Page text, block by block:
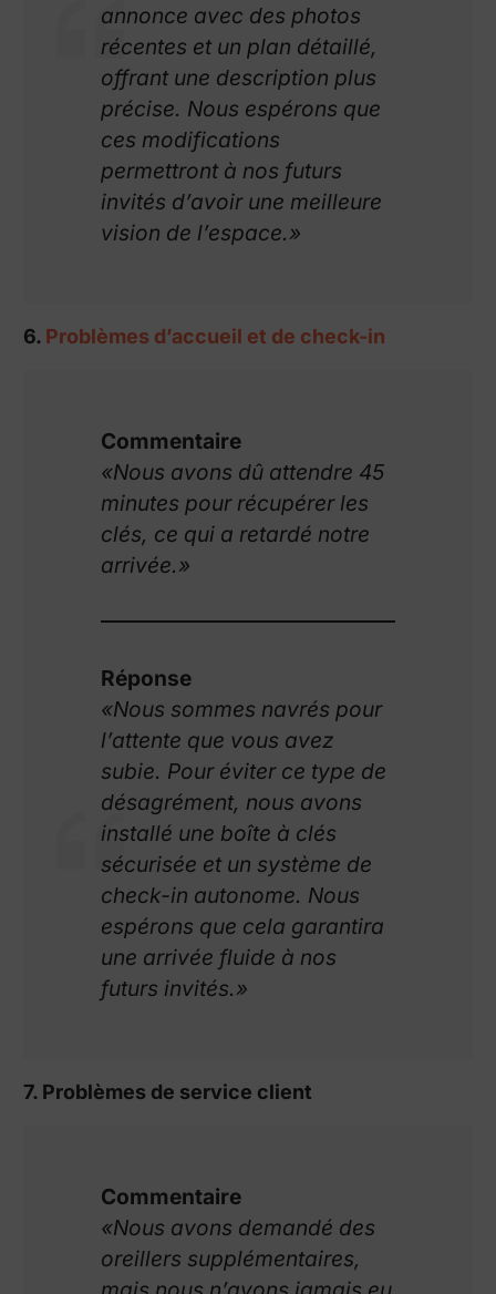
annonce avec des photos
récentes et un plan détaillé,
offrant une description plus
précise. Nous espérons que
ces modifications
permettront à nos futurs
invités d’avoir une meilleure
vision de l’espace.»
6. Problèmes d’accueil et de check-in
Commentaire
«Nous avons dû attendre 45
minutes pour récupérer les
clés, ce qui a retardé notre
arrivée.»
Réponse
«Nous sommes navrés pour
l’attente que vous avez
subie. Pour éviter ce type de
désagrément, nous avons
installé une boîte à clés
sécurisée et un système de
check-in autonome. Nous
espérons que cela garantira
une arrivée fluide à nos
futurs invités.»
7. Problèmes de service client
Commentaire
«Nous avons demandé des
oreillers supplémentaires,